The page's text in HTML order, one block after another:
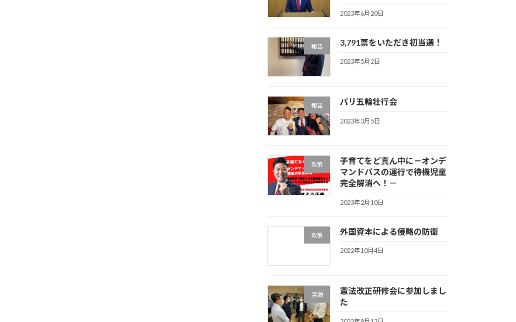
2023年6月20日
報告 3,791票をいただき初当選！
2023年5月2日
報告 パリ五輪壮行会
2023年3月5日
政策
子育てをど真ん中に－オンデ
マンドバスの運行で待機児童
完全解消へ！－
2023年2月10日
政策 外国資本による侵略の防衛
2022年10月4日
活動
憲法改正研修会に参加しまし
た